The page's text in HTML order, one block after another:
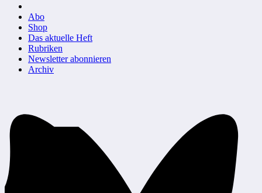
Abo
Shop
Das aktuelle Heft
Rubriken
Newsletter abonnieren
Archiv